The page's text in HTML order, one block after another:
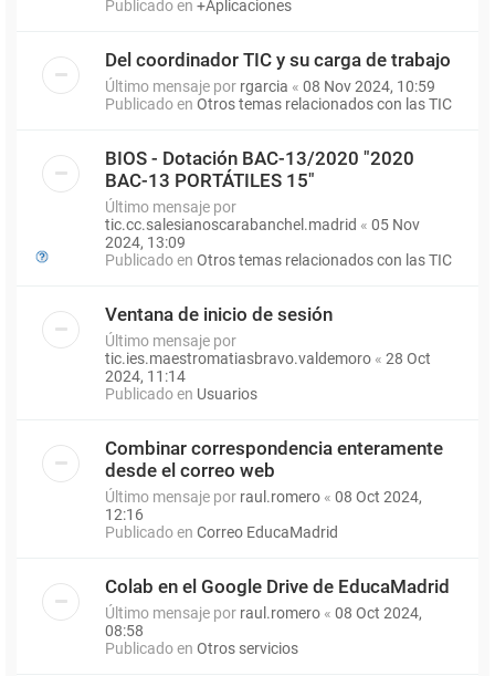
Publicado en +Aplicaciones
Del coordinador TIC y su carga de trabajo
Último mensaje por rgarcia « 08 Nov 2024, 10:59
Publicado en Otros temas relacionados con las TIC
BIOS - Dotación BAC-13/2020 "2020
BAC-13 PORTÁTILES 15"
Último mensaje por
tic.cc.salesianoscarabanchel.madrid « 05 Nov
2024, 13:09
Publicado en Otros temas relacionados con las TIC
Ventana de inicio de sesión
Último mensaje por
tic.ies.maestromatiasbravo.valdemoro « 28 Oct
2024, 11:14
Publicado en Usuarios
Combinar correspondencia enteramente
desde el correo web
Último mensaje por raul.romero « 08 Oct 2024,
12:16
Publicado en Correo EducaMadrid
Colab en el Google Drive de EducaMadrid
Último mensaje por raul.romero « 08 Oct 2024,
08:58
Publicado en Otros servicios